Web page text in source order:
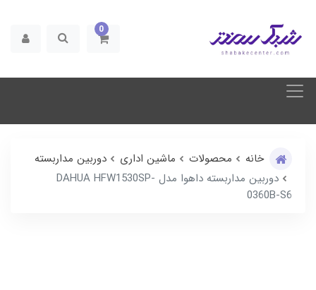
0
خانه محصولات ماشین اداری
دوربین مداربسته
دوربین مداربسته داهوا مدل DAHUA HFW1530SP-
0360B-S6